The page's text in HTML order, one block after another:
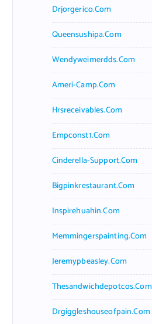
Drjorgerico.com
Queensushipa.com
Wendyweimerdds.com
Ameri-Camp.com
Hrsreceivables.com
Empconst1.com
Cinderella-Support.com
Bigpinkrestaurant.com
Inspirehuahin.com
Memmingerspainting.com
Jeremypbeasley.com
Thesandwichdepotcos.com
Drgiggleshouseofpain.com